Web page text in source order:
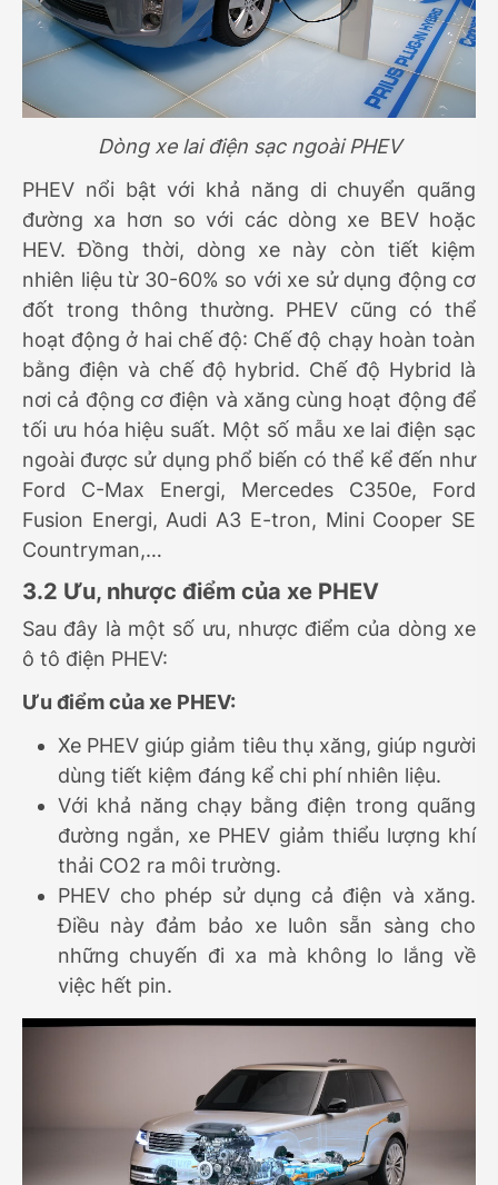
Dòng xe lai điện sạc ngoài PHEV
PHEV nổi bật với khả năng di chuyển quãng
đường xa hơn so với các dòng xe BEV hoặc
HEV. Đồng thời, dòng xe này còn tiết kiệm
nhiên liệu từ 30-60% so với xe sử dụng động cơ
đốt trong thông thường. PHEV cũng có thể
hoạt động ở hai chế độ: Chế độ chạy hoàn toàn
bằng điện và chế độ hybrid. Chế độ Hybrid là
nơi cả động cơ điện và xăng cùng hoạt động để
tối ưu hóa hiệu suất. Một số mẫu xe lai điện sạc
ngoài được sử dụng phổ biến có thể kể đến như
Ford C-Max Energi, Mercedes C350e, Ford
Fusion Energi, Audi A3 E-tron, Mini Cooper SE
Countryman,…
3.2 Ưu, nhược điểm của xe PHEV
Sau đây là một số ưu, nhược điểm của dòng xe
ô tô điện PHEV:
Ưu điểm của xe PHEV:
Xe PHEV giúp giảm tiêu thụ xăng, giúp người
dùng tiết kiệm đáng kể chi phí nhiên liệu.
Với khả năng chạy bằng điện trong quãng
đường ngắn, xe PHEV giảm thiểu lượng khí
thải CO2 ra môi trường.
PHEV cho phép sử dụng cả điện và xăng.
Điều này đảm bảo xe luôn sẵn sàng cho
những chuyến đi xa mà không lo lắng về
việc hết pin.